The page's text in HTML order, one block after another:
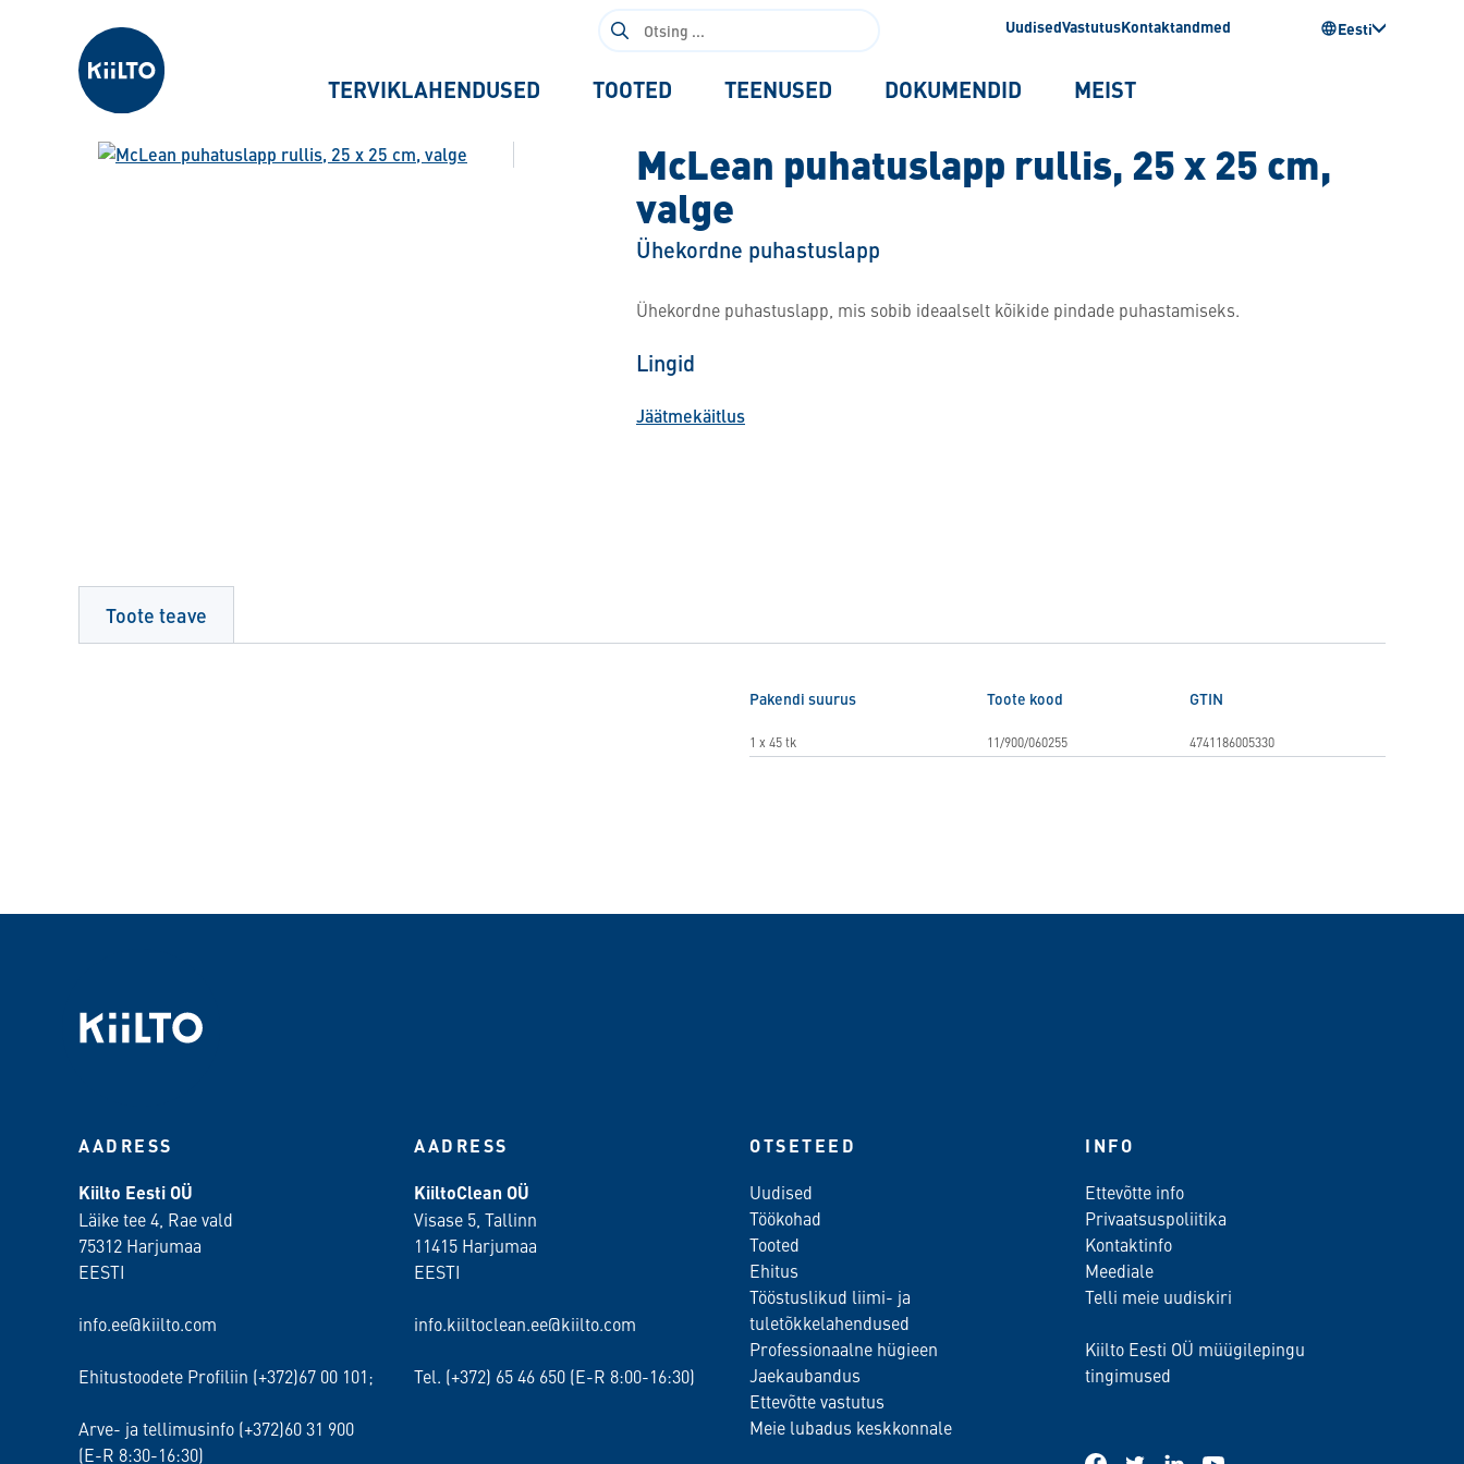
Kiilto Estonia Otsi: UudisedVastutusKontaktandmed Eesti
TERVIKLAHENDUSED TOOTED TEENUSED DOKUMENDID MEIST
McLean puhatuslapp rullis, 25 x 25 cm,
valge
Ühekordne puhastuslapp
Ühekordne puhastuslapp, mis sobib ideaalselt kõikide pindade puhastamiseks.
Lingid
Jäätmekäitlus
Toote teave
Pakendi suurus Toote kood GTIN
1 x 45 tk 11/900/060255 4741186005330
AADRESS
Kiilto Eesti OÜ
Läike tee 4, Rae vald
75312 Harjumaa
EESTI
info.ee@kiilto.com
Ehitustoodete Profiliin (+372)67 00 101;
Arve- ja tellimusinfo (+372)60 31 900
(E-R 8:30-16:30)
AADRESS
KiiltoClean OÜ
Visase 5, Tallinn
11415 Harjumaa
EESTI
info.kiiltoclean.ee@kiilto.com
Tel. (+372) 65 46 650 (E-R 8:00-16:30)
OTSETEED
Uudised
Töökohad
Tooted
Ehitus
Tööstuslikud liimi- ja
tuletõkkelahendused
Professionaalne hügieen
Jaekaubandus
Ettevõtte vastutus
Meie lubadus keskkonnale
INFO
Ettevõtte info
Privaatsuspoliitika
Kontaktinfo
Meediale
Telli meie uudiskiri
Kiilto Eesti OÜ müügilepingu
tingimused